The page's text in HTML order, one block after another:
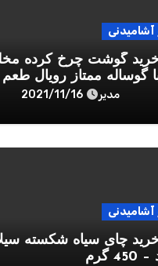
گوشت چرخ کرده
ممتاز رويال طعم – 450
مدیر 2021/11/16
چای سیاه شکسته